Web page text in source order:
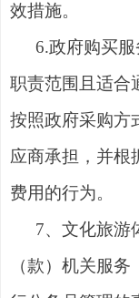
效措施。
6.政府购买
职责范围且适合
按照政府采购方
应商承担，并根
费用的行为。
7、文化旅游
（款）机关服